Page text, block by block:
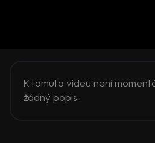
K tomuto videu není
žádný popis.